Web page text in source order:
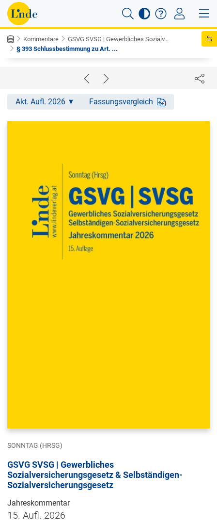
Kommentare
GSVG SVSG | Gewerbliches Sozialv...
§ 393 Schlussbestimmung zu Art. ...
Akt. Aufl. 2026 Fassungsvergleich
SONNTAG (HRSG)
GSVG SVSG | Gewerbliches
Sozialversicherungsgesetz & Selbständigen-
Sozialversicherungsgesetz
Jahreskommentar
15. Aufl. 2026